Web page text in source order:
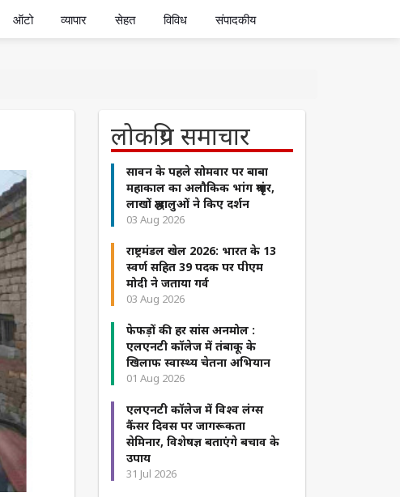
ऑटो व्यापार सेहत विविध संपादकीय
लोकप्रिय समाचार
सावन के पहले सोमवार पर बाबा
महाकाल का अलौकिक भांग श्रृंगार,
लाखों श्रद्धालुओं ने किए दर्शन
03 Aug 2026
राष्ट्रमंडल खेल 2026: भारत के 13
स्वर्ण सहित 39 पदक पर पीएम
मोदी ने जताया गर्व
03 Aug 2026
फेफड़ों की हर सांस अनमोल :
एलएनटी कॉलेज में तंबाकू के
खिलाफ स्वास्थ्य चेतना अभियान
01 Aug 2026
एलएनटी कॉलेज में विश्व लंग्स
कैंसर दिवस पर जागरूकता
सेमिनार, विशेषज्ञ बताएंगे बचाव के
उपाय
31 Jul 2026